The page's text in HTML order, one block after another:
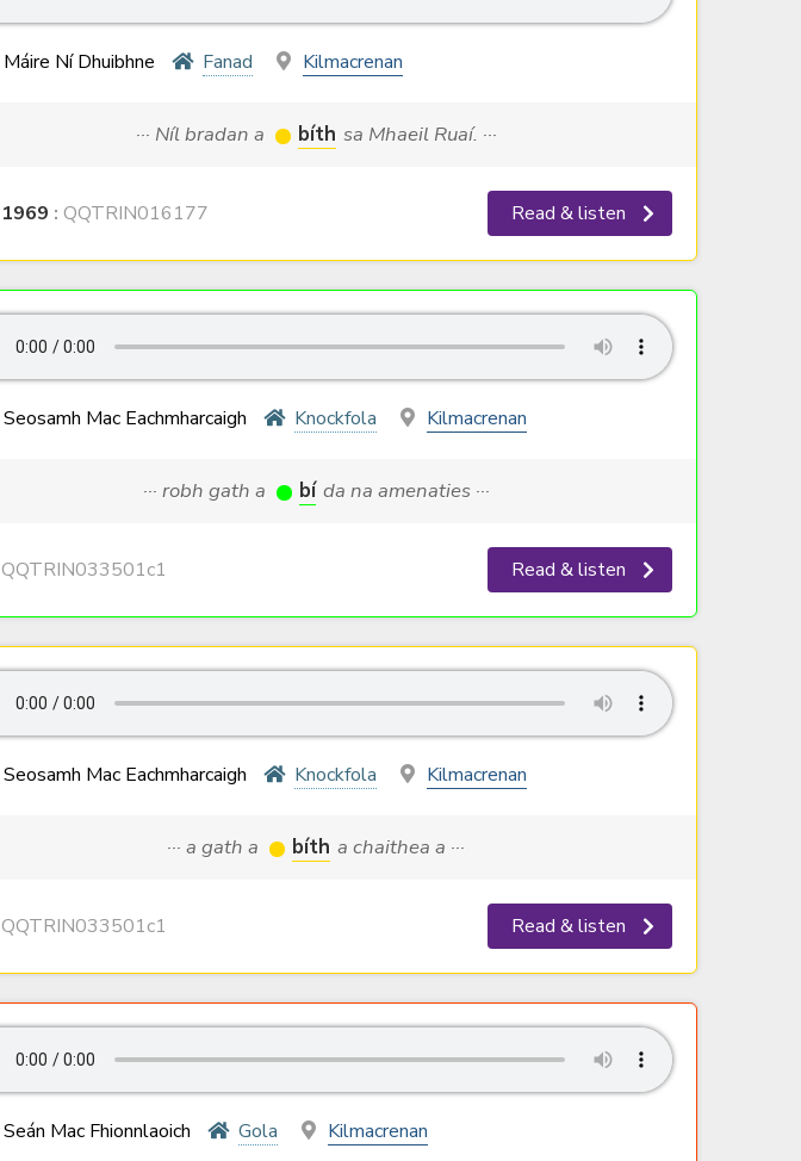
Máire Ní Dhuibhne Fanad Kilmacrenan
··· Níl bradan a bíth sa Mhaeil Ruaí. ···
1969 : QQTRIN016177 Read & listen
Seosamh Mac Eachmharcaigh Knockfola Kilmacrenan
··· robh gath a bí da na amenaties ···
QQTRIN033501c1 Read & listen
Seosamh Mac Eachmharcaigh Knockfola Kilmacrenan
··· a gath a bíth a chaithea a ···
QQTRIN033501c1 Read & listen
Seán Mac Fhionnlaoich Gola Kilmacrenan